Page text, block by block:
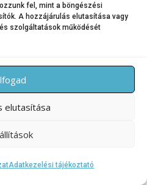
fel, mint a böngészési
A hozzájárulás elutasítása vagy
szolgáltatások működését
elutasítása
Adatkezelési tájékoztató